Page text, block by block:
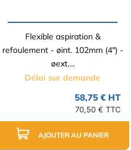
Flexible aspiration &
refoulement - øint. 102mm (4") -
øext....
Délai sur demande
58,75 € HT
70,50 € TTC
AJOUTER AU PANIER